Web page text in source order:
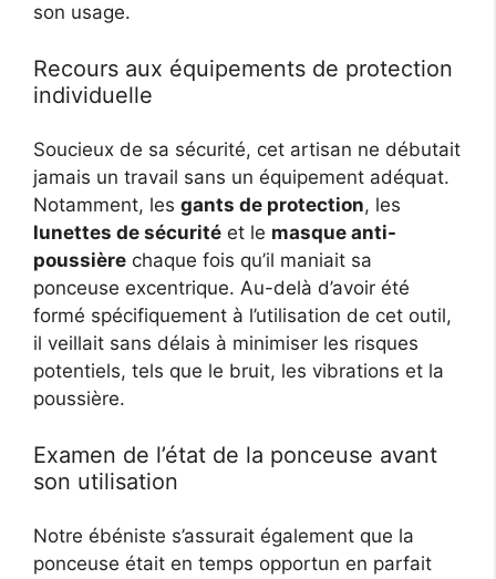
son usage.
Recours aux équipements de protection
individuelle
Soucieux de sa sécurité, cet artisan ne débutait
jamais un travail sans un équipement adéquat.
Notamment, les gants de protection, les
lunettes de sécurité et le masque anti-
poussière chaque fois qu’il maniait sa
ponceuse excentrique. Au-delà d’avoir été
formé spécifiquement à l’utilisation de cet outil,
il veillait sans délais à minimiser les risques
potentiels, tels que le bruit, les vibrations et la
poussière.
Examen de l’état de la ponceuse avant
son utilisation
Notre ébéniste s’assurait également que la
ponceuse était en temps opportun en parfait